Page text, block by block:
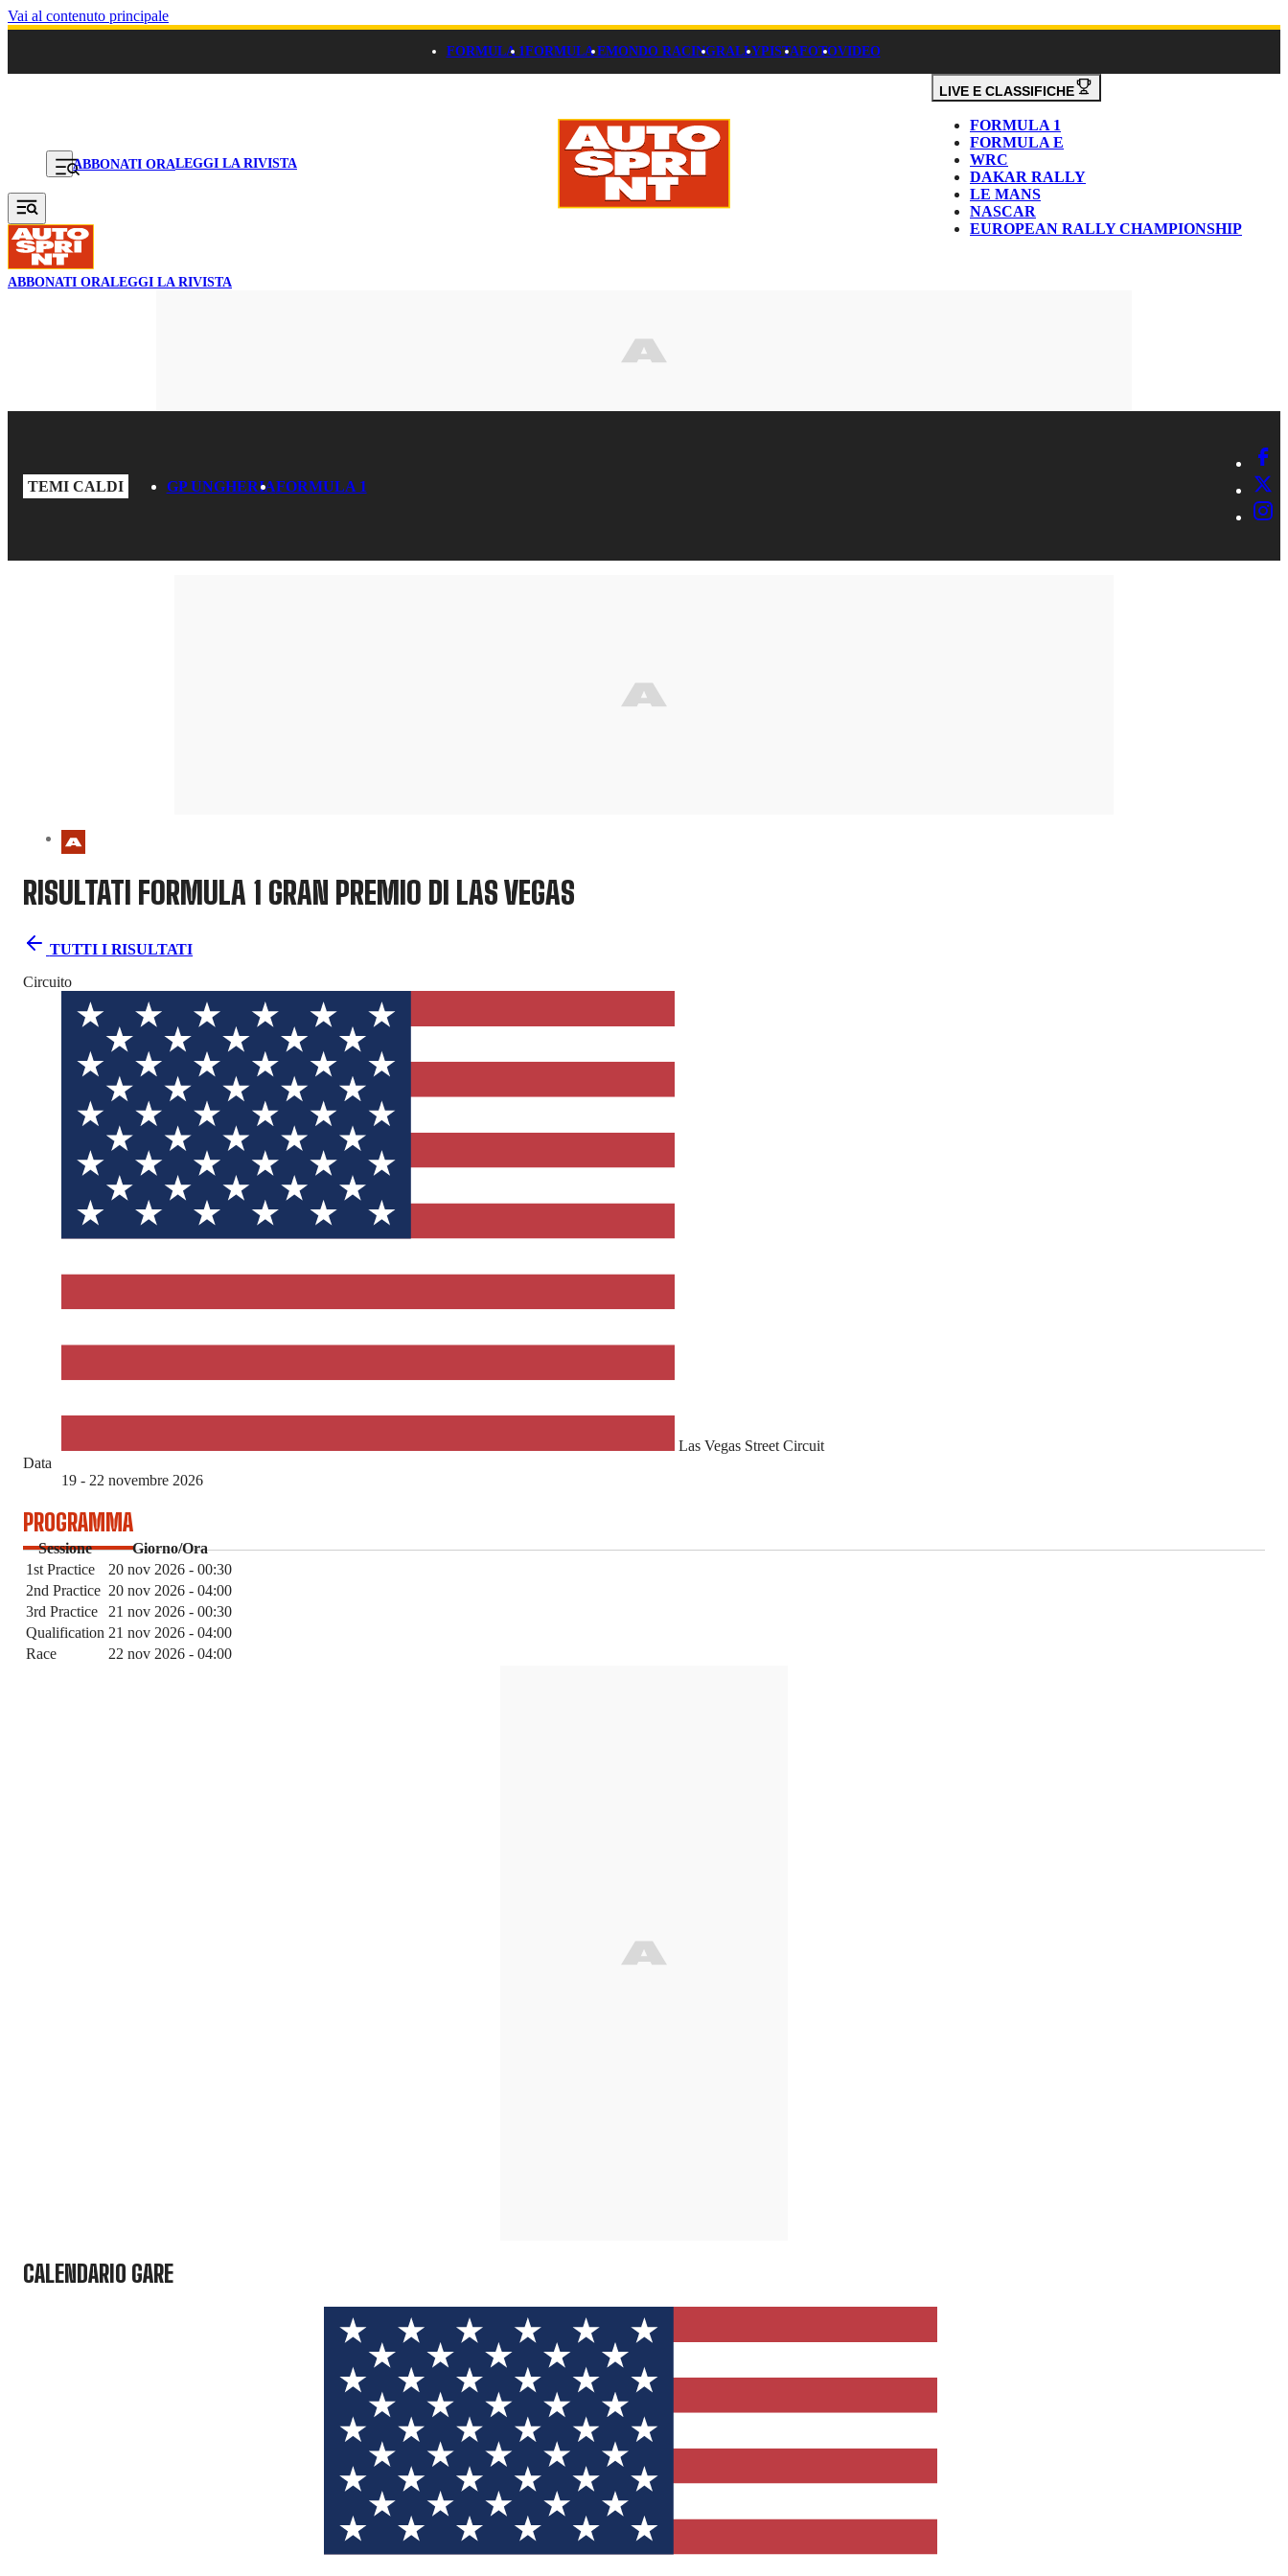
Vai al contenuto principale
FORMULA 1FORMULA EMONDO RACINGRALLYPISTAFOTOVIDEO
ABBONATI ORALEGGI LA RIVISTA
LIVE E CLASSIFICHE
FORMULA 1
FORMULA E
WRC
DAKAR RALLY
LE MANS
NASCAR
EUROPEAN RALLY CHAMPIONSHIP
ABBONATI ORALEGGI LA RIVISTA
TEMI CALDI GP UNGHERIAFORMULA 1
RISULTATI FORMULA 1 GRAN PREMIO DI LAS VEGAS
TUTTI I RISULTATI
Circuito
Las Vegas Street Circuit
Data
19 - 22 novembre 2026
PROGRAMMA
Sessione
Giorno/Ora
1st Practice
20 nov 2026 - 00:30
2nd Practice 20 nov 2026 - 04:00
3rd Practice
21 nov 2026 - 00:30
Qualification 21 nov 2026 - 04:00
Race
22 nov 2026 - 04:00
CALENDARIO GARE